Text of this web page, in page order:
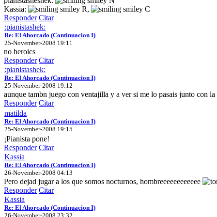
Kassia:
R,
C
Responder Citar
:pianistashek:
Re: El Ahorcado (Continuacion I)
25-November-2008 19:11
no heroics
Responder Citar
:pianistashek:
Re: El Ahorcado (Continuacion I)
25-November-2008 19:12
aunque tambn juego con ventajilla y a ver si me lo pasais junto con la
Responder Citar
matilda
Re: El Ahorcado (Continuacion I)
25-November-2008 19:15
¡Pianista pone!
Responder Citar
Kassia
Re: El Ahorcado (Continuacion I)
26-November-2008 04:13
Pero dejad jugar a los que somos nocturnos, hombreeeeeeeeeeee
Responder Citar
Kassia
Re: El Ahorcado (Continuacion I)
26-November-2008 23:32